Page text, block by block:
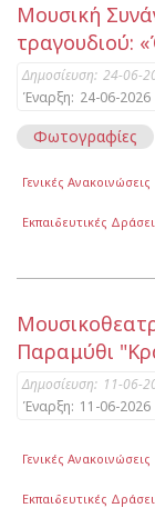
Μουσική
τραγουδιού:
Δημοσίευση: 24-06-
Έναρξη: 24-06-2026
Φωτογραφίες
Γενικές Ανακοινώσεις
Εκπαιδευτικές
Παραμύθι
Δημοσίευση: 11-06-
Έναρξη: 11-06-2026
Γενικές Ανακοινώσεις
Εκπαιδευτικές